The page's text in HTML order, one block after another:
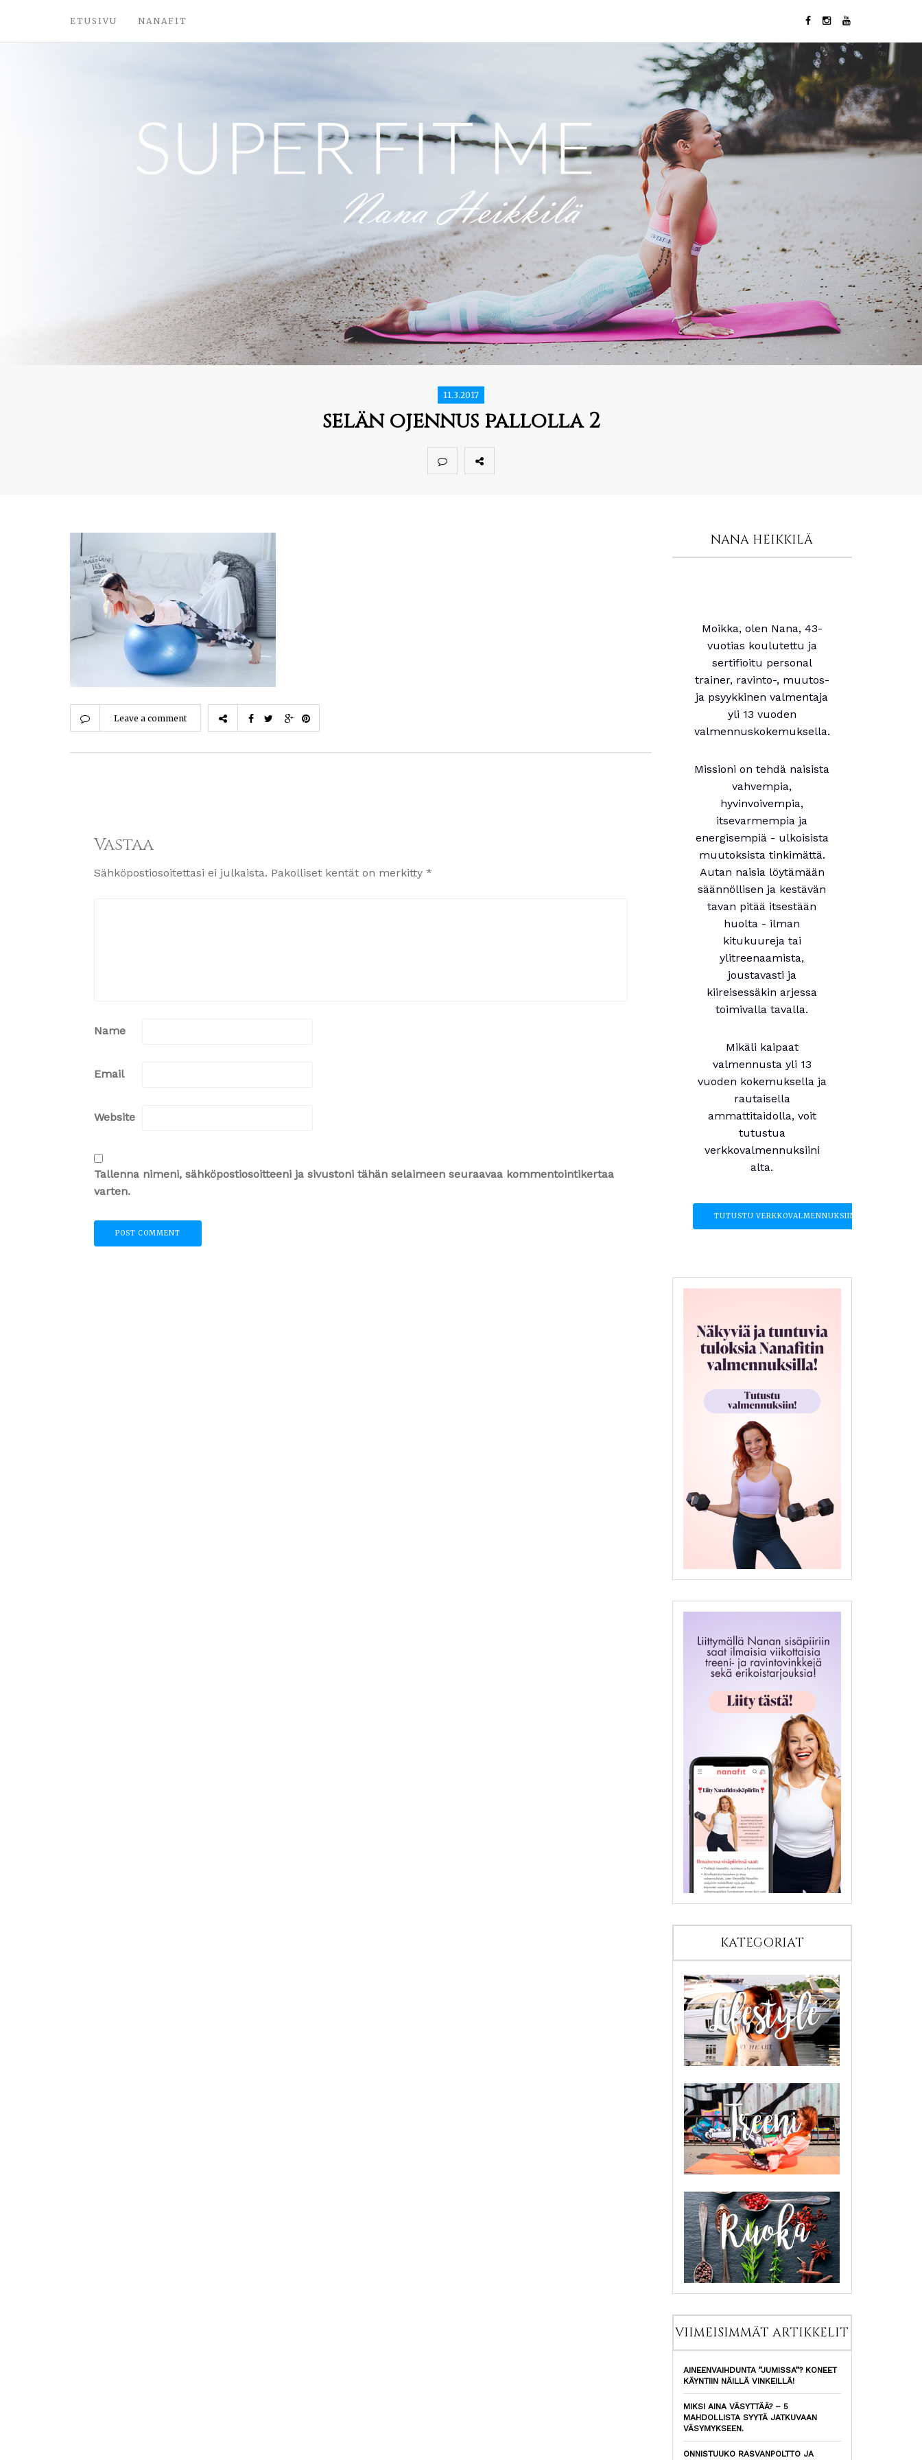
ETUSIVU NANAFIT
11.3.2017
selän ojennus pallolla 2
Leave a comment
Vastaa
Sähköpostiosoitettasi ei julkaista. Pakolliset kentät on merkitty *
Name
Email
Website
Tallenna nimeni, sähköpostiosoitteeni ja sivustoni tähän selaimeen seuraavaa kommentointikertaa
varten.
NANA HEIKKILÄ
Moikka, olen Nana, 43-
vuotias koulutettu ja
sertifioitu personal
trainer, ravinto-, muutos-
ja psyykkinen valmentaja
yli 13 vuoden
valmennuskokemuksella.
Missioni on tehdä naisista
vahvempia,
hyvinvoivempia,
itsevarmempia ja
energisempiä - ulkoisista
muutoksista tinkimättä.
Autan naisia löytämään
säännöllisen ja kestävän
tavan pitää itsestään
huolta - ilman
kitukuureja tai
ylitreenaamista,
joustavasti ja
kiireisessäkin arjessa
toimivalla tavalla.
Mikäli kaipaat
valmennusta yli 13
vuoden kokemuksella ja
rautaisella
ammattitaidolla, voit
tutustua
verkkovalmennuksiini
alta.
TUTUSTU VERKKOVALMENNUKSIIN
KATEGORIAT
VIIMEISIMMÄT ARTIKKELIT
AINEENVAIHDUNTA ”JUMISSA”? KONEET
KÄYNTIIN NÄILLÄ VINKEILLÄ!
MIKSI AINA VÄSYTTÄÄ? – 5
MAHDOLLISTA SYYTÄ JATKUVAAN
VÄSYMYKSEEN.
ONNISTUUKO RASVANPOLTTO JA